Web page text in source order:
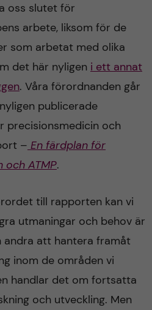
oss slutet för
arbete, liksom för de
som arbetat med olika
det här nyligen i ett annat
. Våra förordnanden går
publicerade
precisionsmedicin och
– En färdplan för
och ATMP.
till rapporten kan vi
utmaningar och behov är
andra att hantera framåt
inom de områden vi
handlar det om fortsatta
och utveckling. Men